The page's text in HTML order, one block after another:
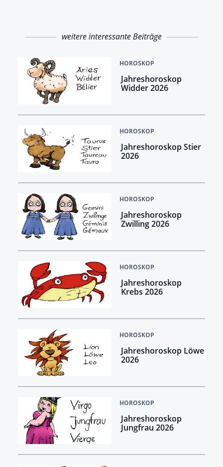
weitere interessante Beiträge
HOROSKOP
Jahreshoroskop
Widder 2026
HOROSKOP
Jahreshoroskop Stier
2026
HOROSKOP
Jahreshoroskop
Zwilling 2026
HOROSKOP
Jahreshoroskop
Krebs 2026
HOROSKOP
Jahreshoroskop Löwe
2026
HOROSKOP
Jahreshoroskop
Jungfrau 2026